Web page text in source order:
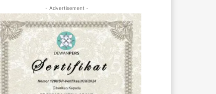
- Advertisement -